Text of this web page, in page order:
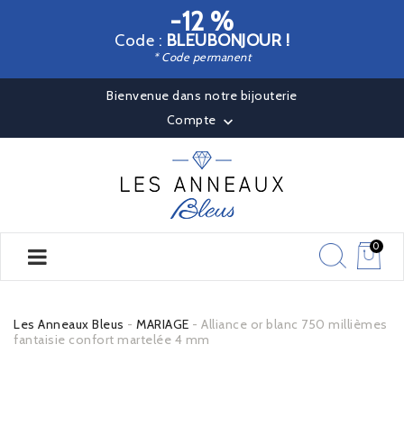
-12 %
Code : BLEUBONJOUR !
* Code permanent
Bienvenue dans notre bijouterie
Compte 
0
Les Anneaux Bleus MARIAGE
Alliance or blanc 750 millièmes
fantaisie confort martelée 4 mm